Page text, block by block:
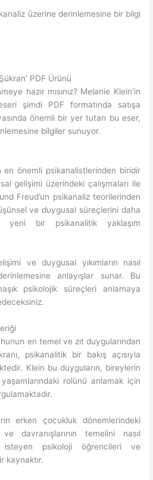
üzerine derinlemesine bir bilgi
PDF Ürünü
hazır mısınız? Melanie Klein’in
şimdi PDF formatında satışa
önemli bir yer tutan bu eser,
bilgiler sunuyor.
en önemli psikanalistlerinden biridir
gelişimi üzerindeki çalışmaları ile
Freud’un psikanaliz teorilerinden
ve duygusal süreçlerini daha
yeni bir psikanalitik yaklaşım
ve duygusal yıkımların nasıl
anlayışlar sunar. Bu
psikolojik süreçleri anlamaya
en temel ve zıt duygularından
psikanalitik bir bakış açısıyla
Klein bu duyguların, bireylerin
rolünü anlamak için
erken çocukluk dönemlerindeki
davranışlarının temelini nasıl
isteyen psikoloji öğrencileri ve
kaynaktır.